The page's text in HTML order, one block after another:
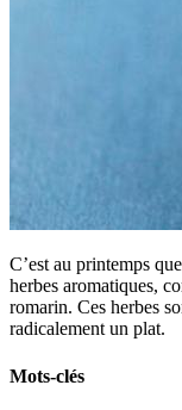
C’est au printemps
herbes aromatiques,
romarin. Ces herbes
radicalement un plat.
Mots-clés